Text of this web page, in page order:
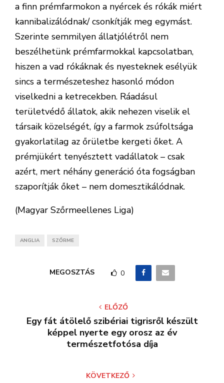
a finn prémfarmokon a nyércek és rókák miért
kannibalizálódnak/ csonkítják meg egymást.
Szerinte semmilyen állatjólétről nem
beszélhetünk prémfarmokkal kapcsolatban,
hiszen a vad rókáknak és nyesteknek esélyük
sincs a természeteshez hasonló módon
viselkedni a ketrecekben. Ráadásul
területvédő állatok, akik nehezen viselik el
társaik közelségét, így a farmok zsúfoltsága
gyakorlatilag az őrületbe kergeti őket. A
prémjükért tenyésztett vadállatok – csak
azért, mert néhány generáció óta fogságban
szaporítják őket – nem domesztikálódnak.
(Magyar Szőrmeellenes Liga)
ANGLIA SZŐRME
MEGOSZTÁS 0
ELŐZŐ
Egy fát átölelő szibériai tigrisről készült
képpel nyerte egy orosz az év
természetfotósa díja
KÖVETKEZŐ